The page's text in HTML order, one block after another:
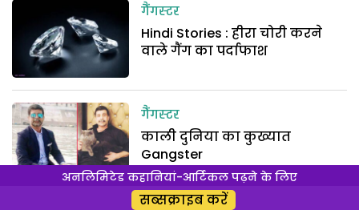
गैंगस्टर
Hindi Stories : हीरा चोरी करने
वाले गैंग का पर्दाफाश
गैंगस्टर
काली दुनिया का कुख्यात
Gangster
अनलिमिटेड कहानियां-आर्टिकल पढ़ने के लिए
सब्सक्राइब करें